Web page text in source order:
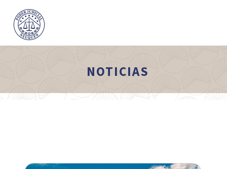
NOTICIAS